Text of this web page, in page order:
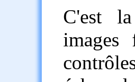
C'est
images